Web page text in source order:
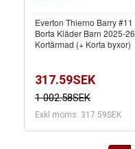
Everton Thierno Barry #11
Borta Kläder Barn 2025-26
Kortärmad (+ Korta byxor)
317.59SEK
1 002.58SEK
Exkl moms: 317.59SEK